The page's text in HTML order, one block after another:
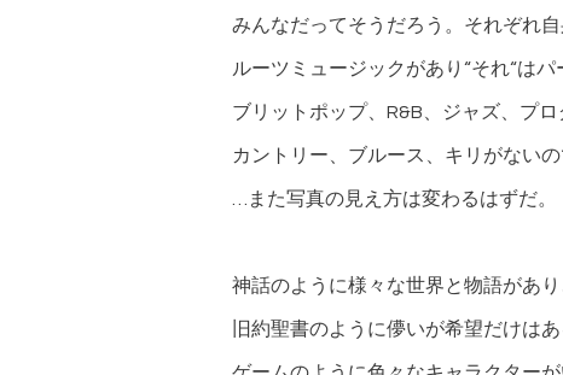
みんなだってそうだろう。それぞれ
ルーツミュージックがあり“それ“は
ブリットポップ、R&B、ジャズ、プロ
カントリー、ブルース、キリがない
…また写真の見え方は変わるはずだ。
神話のように様々な世界と物語があり
旧約聖書のように儚いが希望だけはあ